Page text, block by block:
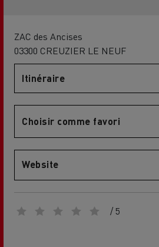
ZAC des Ancises
03300 CREUZIER LE NEUF
Itinéraire
Choisir comme favori
Website
/ 5